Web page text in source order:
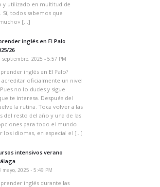
y utilizado en multitud de
Sí, todos sabemos que
[…]
inglés en El Palo
26
septiembre, 2025 - 5:57 PM
inglés en El Palo?
acreditar oficialmente un nivel
no lo dudes y sigue
te interesa. Después del
la rutina. Toca volver a las
del resto del año y una de las
para todo el mundo
los idiomas, en especial el […]
intensivos verano
mayo, 2025 - 5:49 PM
inglés durante las